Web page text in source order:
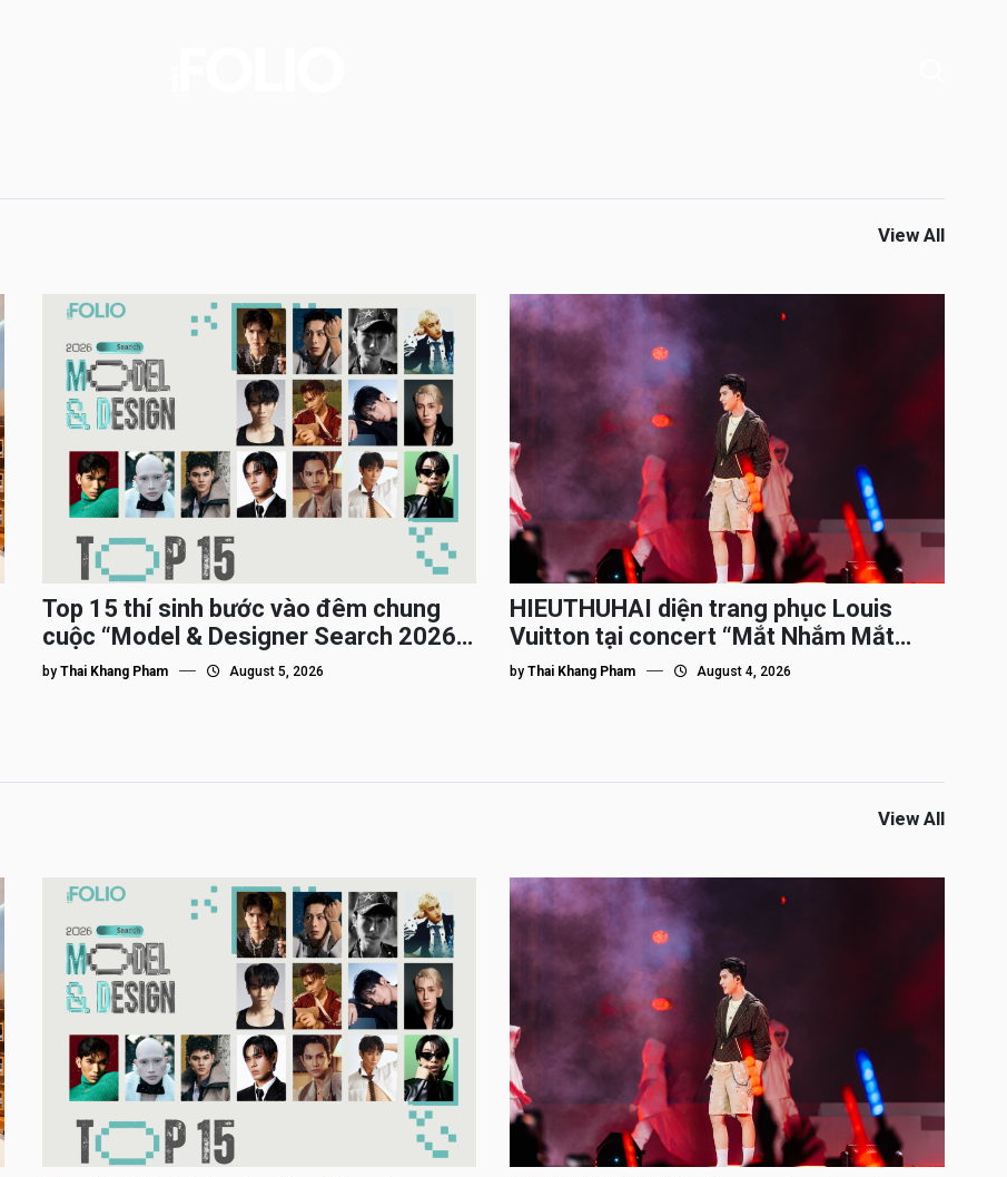
View All
Top 15 thí sinh bước vào đêm chung
cuộc “Model & Designer Search 2026”,
họ là ai?
by Thai Khang Pham August 5, 2026
HIEUTHUHAI diện trang phục Louis
Vuitton tại concert “Mắt Nhắm Mắt
Mở”
byThai Khang Pham August 4, 2026
View All